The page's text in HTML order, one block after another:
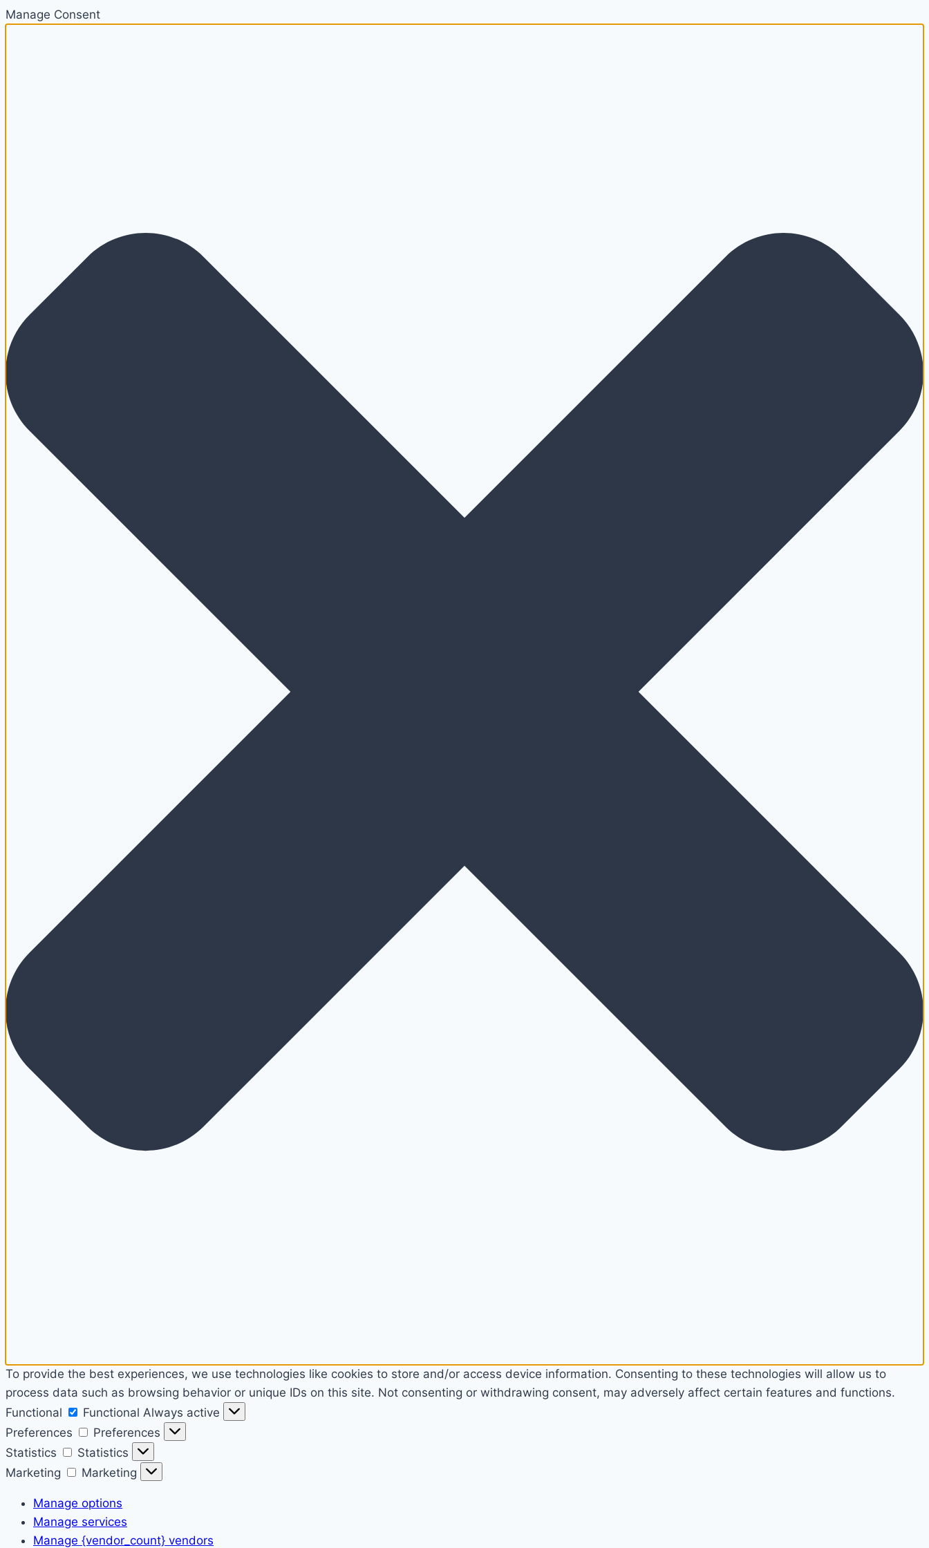
Manage Consent
To provide the best experiences, we use technologies like cookies to store and/or access device information. Consenting to these technologies will allow us to
process data such as browsing behavior or unique IDs on this site. Not consenting or withdrawing consent, may adversely affect certain features and functions.
Functional
Functional Always active
Preferences
Preferences
Statistics
Statistics
Marketing
Marketing
Manage options
Manage services
Manage {vendor_count} vendors